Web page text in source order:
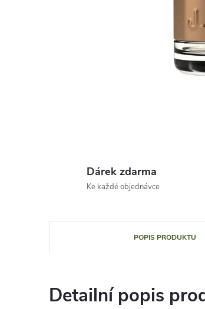
Dárek zdarma
Ke každé objednávce
POPIS PRODUKTU
Detailní popis